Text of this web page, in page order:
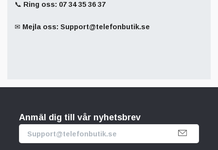
📞 Ring oss: 07 34 35 36 37
✉ Mejla oss: Support@telefonbutik.se
Anmäl dig till vår nyhetsbrev